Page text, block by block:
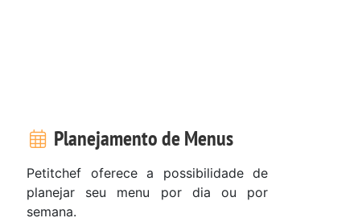
Planejamento de Menus
Petitchef oferece a possibilidade de
planejar seu menu por dia ou por
semana.